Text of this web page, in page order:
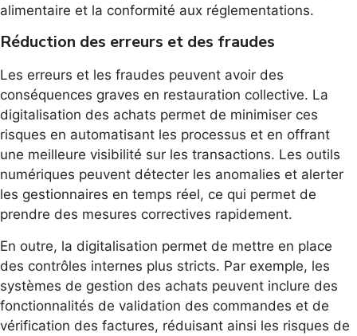
alimentaire et la conformité aux réglementations.
Réduction des erreurs et des fraudes
Les erreurs et les fraudes peuvent avoir des
conséquences graves en restauration collective. La
digitalisation des achats permet de minimiser ces
risques en automatisant les processus et en offrant
une meilleure visibilité sur les transactions. Les outils
numériques peuvent détecter les anomalies et alerter
les gestionnaires en temps réel, ce qui permet de
prendre des mesures correctives rapidement.
En outre, la digitalisation permet de mettre en place
des contrôles internes plus stricts. Par exemple, les
systèmes de gestion des achats peuvent inclure des
fonctionnalités de validation des commandes et de
vérification des factures, réduisant ainsi les risques de